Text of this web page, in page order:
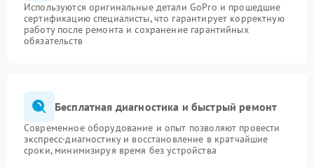
Используются оригинальные детали GoPro и прошедшие
сертификацию специалисты, что гарантирует корректную
работу после ремонта и сохранение гарантийных
обязательств
Бесплатная диагностика и быстрый ремонт
Современное оборудование и опыт позволяют провести
экспресс-диагностику и восстановление в кратчайшие
сроки, минимизируя время без устройства